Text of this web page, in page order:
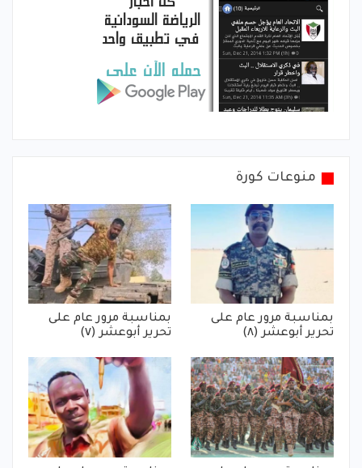
منوعات كورة
بمناسبة مرور عام على
تحرير أبوعشر (٨)
بمناسبة مرور عام على
تحرير أبوعشر (٧)